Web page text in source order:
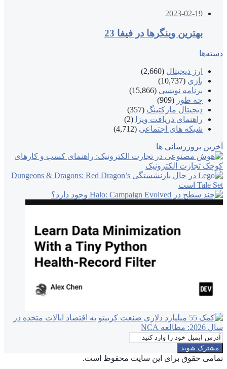
2023-02-19
بهترین وینگرها در فیفا 23
دسته‌ها
ارز دیجیتال (2,660)
بازی (10,737)
برنامه نویسی (15,866)
چه طور (909)
دیجیتال مارکتینگ (357)
راهنمای دریافت ویزا
(2)
شبکه های اجتماعی (4,712)
آخرین بروزرسانی ها
آدرس
ایمیل
خود
تمامی حقوق برای این سایت محفوظ است.